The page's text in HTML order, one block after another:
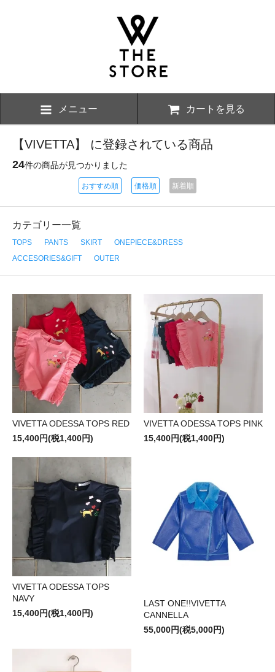
メニュー カートを見る
【VIVETTA】 に登録されている商品
24件の商品が見つかりました
おすすめ順 価格順 新着順
カテゴリー一覧
TOPS PANTS SKIRT
ONEPIECE&DRESS
ACCESORIES&GIFT
OUTER
VIVETTA ODESSA TOPS RED
15,400円(税1,400円)
VIVETTA ODESSA TOPS PINK
15,400円(税1,400円)
VIVETTA ODESSA TOPS
NAVY
15,400円(税1,400円)
LAST ONE!!VIVETTA
CANNELLA
55,000円(税5,000円)